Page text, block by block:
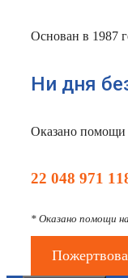
Основан в 1987
Ни дня
Оказано
22 048 971
* Оказано помощи